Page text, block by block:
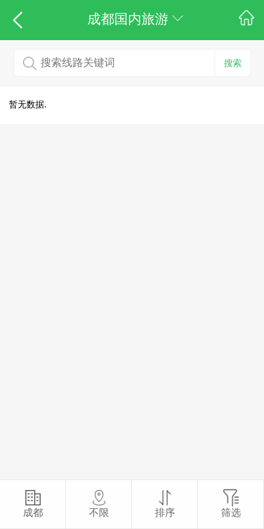
成都国内旅游
搜索
暂无数据.
成都 不限 排序 筛选